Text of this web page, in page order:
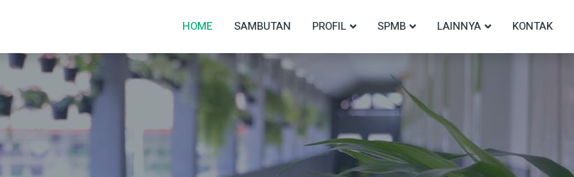
HOME SAMBUTAN PROFIL SPMB LAINNYA KONTAK